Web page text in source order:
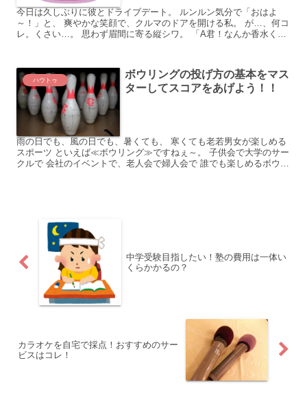
今日は久しぶりに彼とドライブデート。 ルンルン気分で「おはよ
～！」と、 爽やかな笑顔で、クルマのドアを開ける私。 が…、何コ
レ。くさい…。 思わず眉間に寄る縦シワ。 「A君！なんか香水くさ
ハウトゥ
ボウリングの投げ方の基本をマス
ターしてスコアをあげよう！！
雨の日でも、風の日でも、暑くても、 寒くても老若男女が楽しめる
スポーツ といえば≪ボウリング≫ですねぇ～。 子供会で大学のサー
クルで 会社のイベントで、老人会で婦人会で 誰でも楽しめるボウリ
中学受験目指したい！塾の費用は一体い
くらかかるの？
カラオケを自宅で採点！おすすめのサー
ビスはコレ！